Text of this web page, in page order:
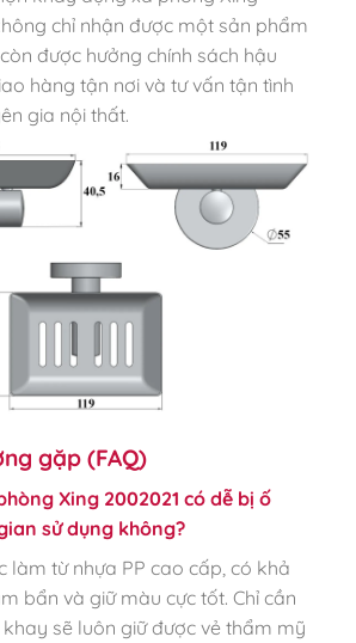
chỉ nhận được một sản phẩm
được hưởng chính sách hậu
hàng tận nơi và tư vấn tận tình
gia nội thất.
gặp (FAQ)
Xing 2002021 có dễ bị ố
sử dụng không?
làm từ nhựa PP cao cấp, có khả
bẩn và giữ màu cực tốt. Chỉ cần
khay sẽ luôn giữ được vẻ thẩm mỹ